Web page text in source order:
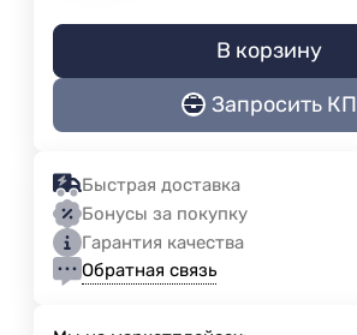
В корзину
Запросить КП
Быстрая доставка
Бонусы за покупку
Гарантия качества
Обратная связь